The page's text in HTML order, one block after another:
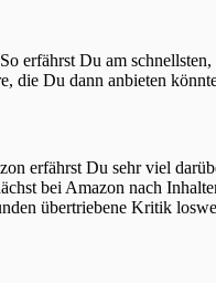
erfährst Du am
die Du dann anbieten
erfährst Du sehr viel
bei Amazon nach
übertriebene Kritik